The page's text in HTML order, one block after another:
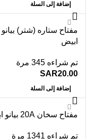
إضافة إلى السلة
مفتاح ستاره (شتر) بيانو
ابيض
تم شراءه 345 مرة
SAR20.00
إضافة إلى السلة
مفتاح سخان 20A بيانو ابيض
تم شراءه 1341 مرة